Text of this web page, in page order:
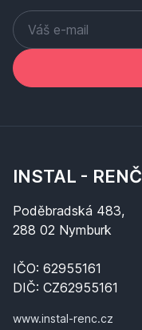
INSTAL -
Poděbradská 483,
288 02 Nymburk
IČO: 62955161
DIČ: CZ62955161
www.instal-renc.cz